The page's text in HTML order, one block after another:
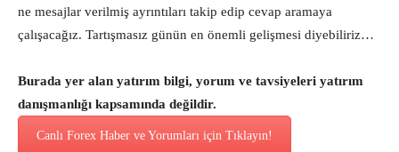
ne mesajlar verilmiş ayrıntıları takip edip cevap aramaya
çalışacağız. Tartışmasız günün en önemli gelişmesi diyebiliriz…
Burada yer alan yatırım bilgi, yorum ve tavsiyeleri yatırım
danışmanlığı kapsamında değildir.
Canlı Forex Haber ve Yorumları için Tıklayın!